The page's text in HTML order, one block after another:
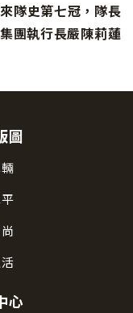
隊史第七冠，隊長
團執行長嚴陳莉蓮
圖
心